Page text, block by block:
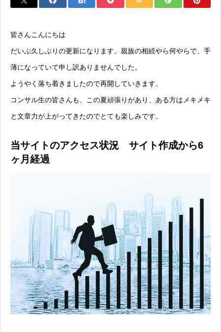
皆さんこんにちは
だいぶ久しぶりの更新になります。親族の相続やら何やらで、手
薄になっていて申し訳ありませんでした。
ようやく落ち着きましたので再開していきます。
コンサル生の皆さんも、この夏頑張りがあり、ある方はメキメキ
と文章力が上がってきたのでとても楽しみです。
当サイトのアクセス状況 サイト作成から6
ヶ月経過